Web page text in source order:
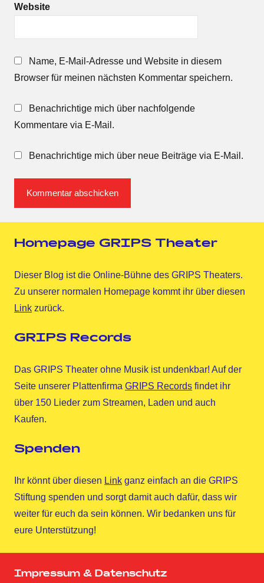
Website
Name, E-Mail-Adresse und Website in diesem
Browser für meinen nächsten Kommentar speichern.
Benachrichtige mich über nachfolgende
Kommentare via E-Mail.
Benachrichtige mich über neue Beiträge via E-Mail.
Homepage GRIPS Theater
Dieser Blog ist die Online-Bühne des GRIPS Theaters.
Zu unserer normalen Homepage kommt ihr über diesen
Link zurück.
GRIPS Records
Das GRIPS Theater ohne Musik ist undenkbar! Auf der
Seite unserer Plattenfirma GRIPS Records findet ihr
über 150 Lieder zum Streamen, Laden und auch
Kaufen.
Spenden
Ihr könnt über diesen Link ganz einfach an die GRIPS
Stiftung spenden und sorgt damit auch dafür, dass wir
weiter für euch da sein können. Wir bedanken uns für
eure Unterstützung!
Impressum & Datenschutz